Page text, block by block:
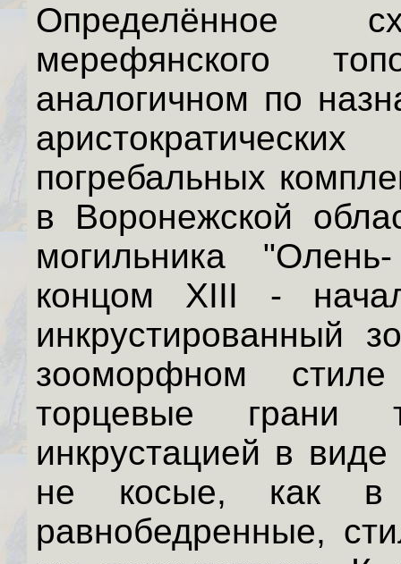
Определённое
мерефянского
аналогичном по
погребальных
в Воронежской
могильника
концом XIII -
инкрустированный
зооморфном
торцевые грани
инкрустацией в
не косые, как в
равнобедренные,